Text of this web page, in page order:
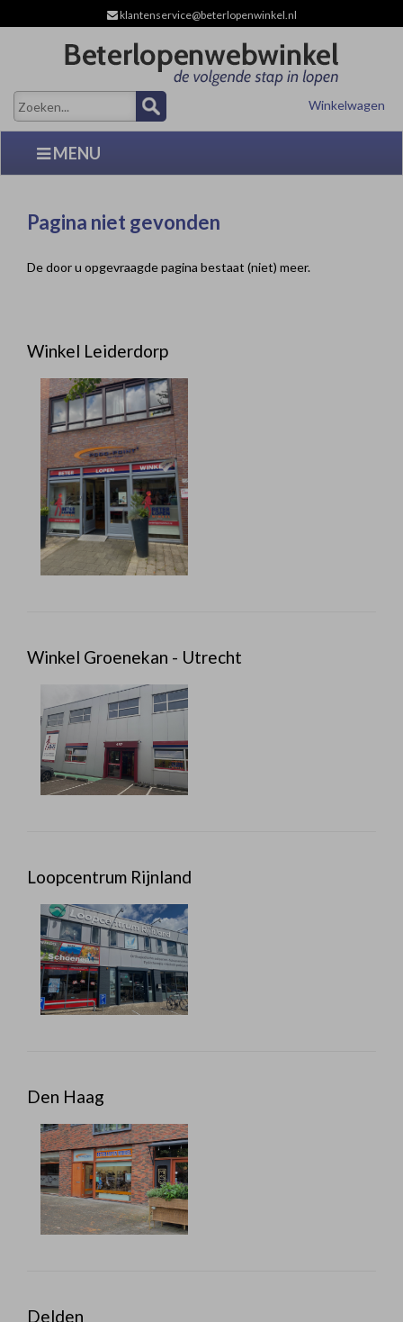
klantenservice@beterlopenwinkel.nl
Winkelwagen
MENU
Pagina niet gevonden
De door u opgevraagde pagina bestaat (niet) meer.
Winkel Leiderdorp
Winkel Groenekan - Utrecht
Loopcentrum Rijnland
Den Haag
Delden